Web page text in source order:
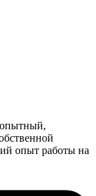
опытный,
опыт работы на